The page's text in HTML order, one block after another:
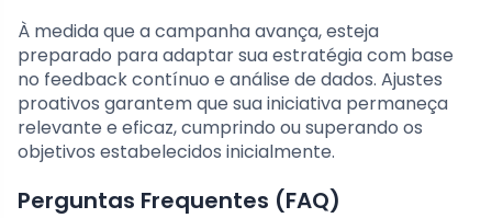
À medida que a campanha avança, esteja
preparado para adaptar sua estratégia com base
no feedback contínuo e análise de dados. Ajustes
proativos garantem que sua iniciativa permaneça
relevante e eficaz, cumprindo ou superando os
objetivos estabelecidos inicialmente.
Perguntas Frequentes (FAQ)